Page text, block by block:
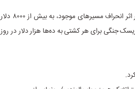
هم‌اکنون نیز نرخ حمل یک کانتینر ۴۰ فوتی از چین به اروپا در اثر انحراف مسیرهای موجود، به بیش از ۸۰۰۰ دلار
و بیمه ریسک جنگی برای هر کشتی به ده‌ها هزار دلار در روز